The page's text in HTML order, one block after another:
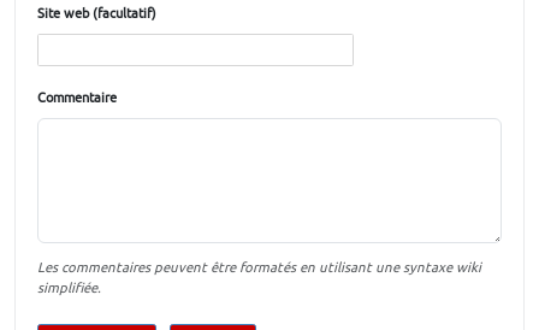
Site web (facultatif)
Commentaire
Les commentaires peuvent être formatés en utilisant une syntaxe wiki
simplifiée.